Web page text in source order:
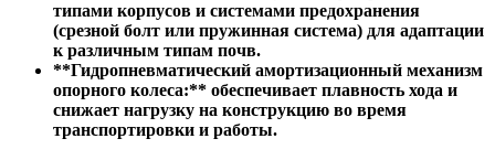
типами корпусов и системами предохранения
(срезной болт или пружинная система) для адаптации
к различным типам почв.
**Гидропневматический амортизационный механизм
опорного колеса:** обеспечивает плавность хода и
снижает нагрузку на конструкцию во время
транспортировки и работы.